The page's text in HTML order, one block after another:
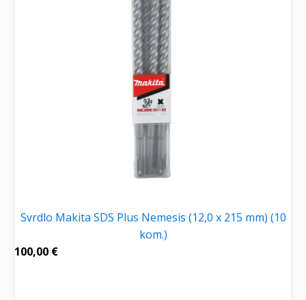
Svrdlo Makita SDS Plus Nemesis (12,0 x 215 mm) (10
kom.)
100,00 €